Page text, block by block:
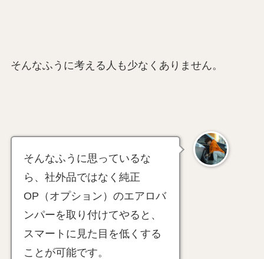
そんなふうに考える人も少なくありません。
そんなふうに思っているな
ら、社外品ではなく純正
OP（オプション）のエアロバ
ンパーを取り付けてやると、
スマートに見た目を低くする
ことが可能です。